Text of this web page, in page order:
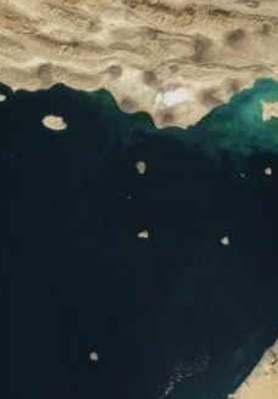
！億元商機代價曝光 09:41
他看聲明1句：笑死 09:40
20:31
追星吃美食！ 18:15